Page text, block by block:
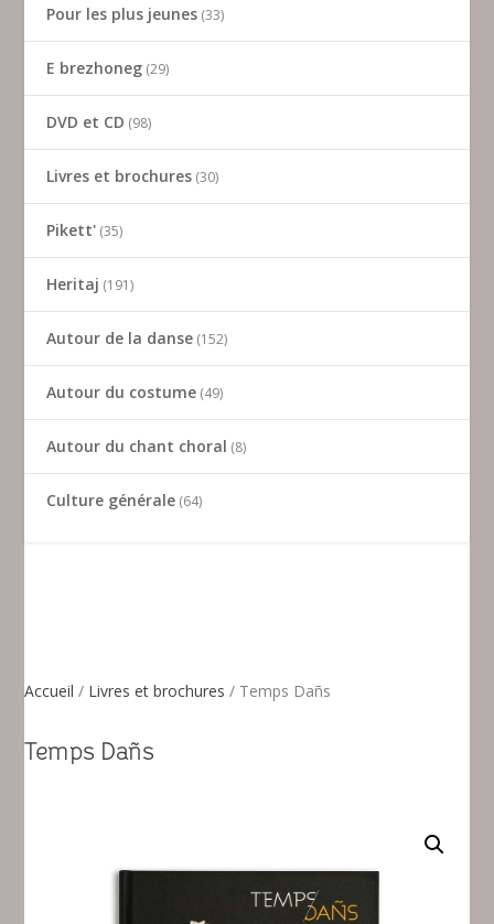
Pour les plus jeunes 33
E brezhoneg 29
DVD et CD 98
Livres et brochures 30
Pikett' 35
Heritaj 191
Autour de la danse 152
Autour du costume 49
Autour du chant choral 8
Culture générale 64
Accueil / Livres et brochures / Temps Dañs
Temps Dañs